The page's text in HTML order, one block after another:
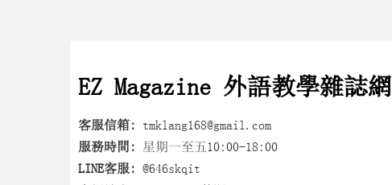
EZ Magazine 外語教學雜誌網
客服信箱: tmklang168@gmail.com
服務時間: 星期一至五10:00-18:00
LINE客服: @646skqit